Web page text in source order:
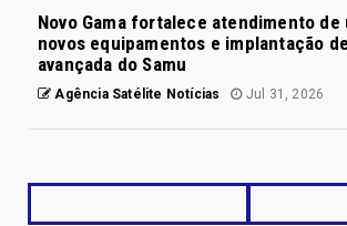
Novo Gama fortalece atendimento de
novos equipamentos e implantação
avançada do Samu
Agência Satélite Notícias Jul 31, 2026